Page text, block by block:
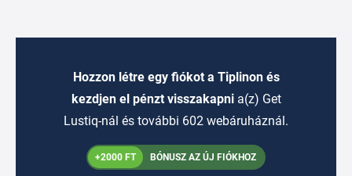
Hozzon létre egy fiókot a Tiplinon és
kezdjen el pénzt visszakapni a(z) Get
Lustiq-nál és további 602 webáruháznál.
+2000 FT BÓNUSZ AZ ÚJ FIÓKHOZ